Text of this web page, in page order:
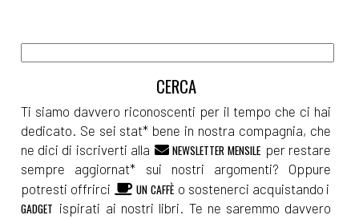
Ti siamo davvero riconoscenti per il tempo che ci hai
dedicato. Se sei stat* bene in nostra compagnia, che
ne dici di iscriverti alla
NEWSLETTER MENSILE per restare
sempre aggiornat* sui nostri argomenti? Oppure
potresti offrirci
UN CAFFÈ o sostenerci acquistando i
GADGET ispirati ai nostri libri. Te ne saremmo davvero